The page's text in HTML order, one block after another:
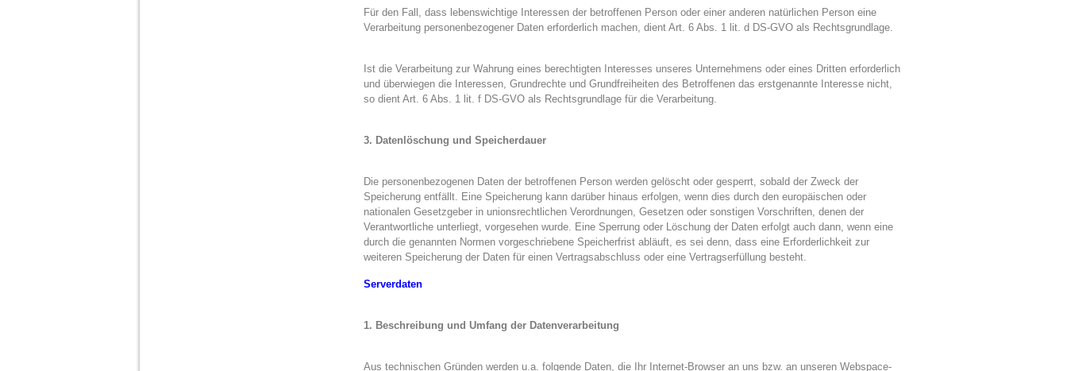
Für den Fall, dass lebenswichtige Interessen der betroffenen Person oder einer anderen natürlichen Person eine
Verarbeitung personenbezogener Daten erforderlich machen, dient Art. 6 Abs. 1 lit. d DS-GVO als Rechtsgrundlage.
Ist die Verarbeitung zur Wahrung eines berechtigten Interesses unseres Unternehmens oder eines Dritten erforderlich
und überwiegen die Interessen, Grundrechte und Grundfreiheiten des Betroffenen das erstgenannte Interesse nicht,
so dient Art. 6 Abs. 1 lit. f DS-GVO als Rechtsgrundlage für die Verarbeitung.
3. Datenlöschung und Speicherdauer
Die personenbezogenen Daten der betroffenen Person werden gelöscht oder gesperrt, sobald der Zweck der
Speicherung entfällt. Eine Speicherung kann darüber hinaus erfolgen, wenn dies durch den europäischen oder
nationalen Gesetzgeber in unionsrechtlichen Verordnungen, Gesetzen oder sonstigen Vorschriften, denen der
Verantwortliche unterliegt, vorgesehen wurde. Eine Sperrung oder Löschung der Daten erfolgt auch dann, wenn eine
durch die genannten Normen vorgeschriebene Speicherfrist abläuft, es sei denn, dass eine Erforderlichkeit zur
weiteren Speicherung der Daten für einen Vertragsabschluss oder eine Vertragserfüllung besteht.
Serverdaten
1. Beschreibung und Umfang der Datenverarbeitung
Aus technischen Gründen werden u.a. folgende Daten, die Ihr Internet-Browser an uns bzw. an unseren Webspace-